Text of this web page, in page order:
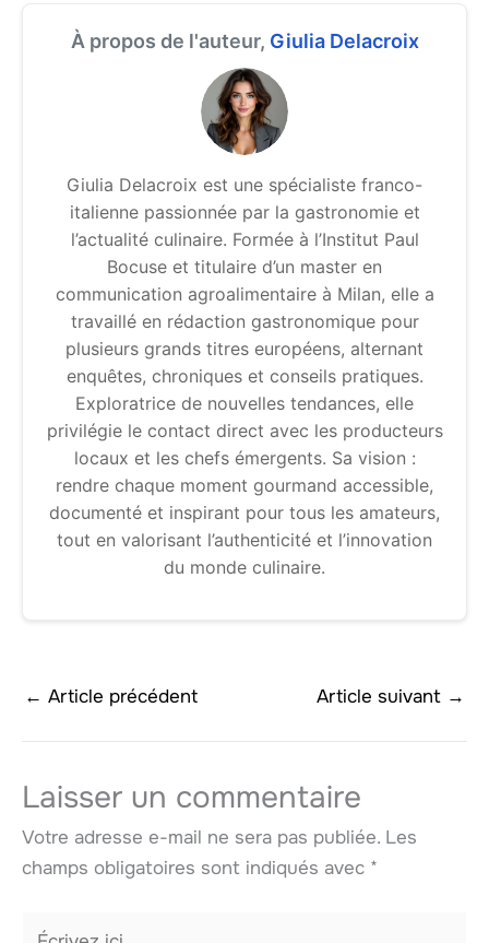
À propos de l'auteur, Giulia Delacroix
Giulia Delacroix est une spécialiste franco-
italienne passionnée par la gastronomie et
l’actualité culinaire. Formée à l’Institut Paul
Bocuse et titulaire d’un master en
communication agroalimentaire à Milan, elle a
travaillé en rédaction gastronomique pour
plusieurs grands titres européens, alternant
enquêtes, chroniques et conseils pratiques.
Exploratrice de nouvelles tendances, elle
privilégie le contact direct avec les producteurs
locaux et les chefs émergents. Sa vision :
rendre chaque moment gourmand accessible,
documenté et inspirant pour tous les amateurs,
tout en valorisant l’authenticité et l’innovation
du monde culinaire.
← Article précédent Article suivant →
Laisser un commentaire
Votre adresse e-mail ne sera pas publiée. Les
champs obligatoires sont indiqués avec *
Écrivez